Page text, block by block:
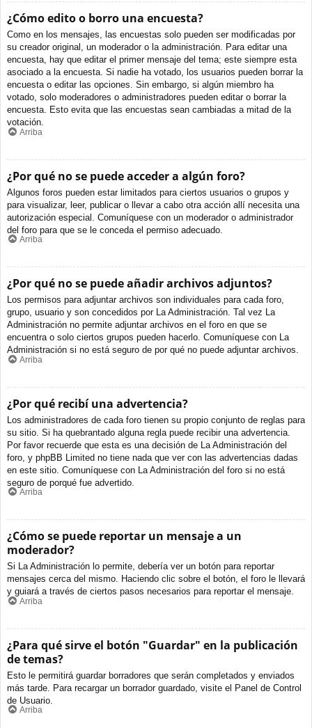
¿Cómo edito o borro una encuesta?
Como en los mensajes, las encuestas solo pueden ser modificadas por
su creador original, un moderador o la administración. Para editar una
encuesta, hay que editar el primer mensaje del tema; este siempre esta
asociado a la encuesta. Si nadie ha votado, los usuarios pueden borrar la
encuesta o editar las opciones. Sin embargo, si algún miembro ha
votado, solo moderadores o administradores pueden editar o borrar la
encuesta. Esto evita que las encuestas sean cambiadas a mitad de la
votación.
Arriba
¿Por qué no se puede acceder a algún foro?
Algunos foros pueden estar limitados para ciertos usuarios o grupos y
para visualizar, leer, publicar o llevar a cabo otra acción allí necesita una
autorización especial. Comuníquese con un moderador o administrador
del foro para que se le conceda el permiso adecuado.
Arriba
¿Por qué no se puede añadir archivos adjuntos?
Los permisos para adjuntar archivos son individuales para cada foro,
grupo, usuario y son concedidos por La Administración. Tal vez La
Administración no permite adjuntar archivos en el foro en que se
encuentra o solo ciertos grupos pueden hacerlo. Comuníquese con La
Administración si no está seguro de por qué no puede adjuntar archivos.
Arriba
¿Por qué recibí una advertencia?
Los administradores de cada foro tienen su propio conjunto de reglas para
su sitio. Si ha quebrantado alguna regla puede recibir una advertencia.
Por favor recuerde que esta es una decisión de La Administración del
foro, y phpBB Limited no tiene nada que ver con las advertencias dadas
en este sitio. Comuníquese con La Administración del foro si no está
seguro de porqué fue advertido.
Arriba
¿Cómo se puede reportar un mensaje a un
moderador?
Si La Administración lo permite, debería ver un botón para reportar
mensajes cerca del mismo. Haciendo clic sobre el botón, el foro le llevará
y guiará a través de ciertos pasos necesarios para reportar el mensaje.
Arriba
¿Para qué sirve el botón "Guardar" en la publicación
de temas?
Esto le permitirá guardar borradores que serán completados y enviados
más tarde. Para recargar un borrador guardado, visite el Panel de Control
de Usuario.
Arriba